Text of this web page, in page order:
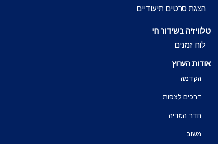
הצגת סרטים תיעודיים
טלוויזיה בשידור חי
לוח זמנים
אודות הערוץ
הקדמה
דרכים לצפות
חדר המדיה
משוב